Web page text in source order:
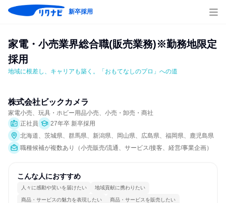
新卒採用
家電・小売業界総合職(販売業務)※勤務地限定
採用
地域に根差し、キャリアも築く。「おもてなしのプロ」への道
株式会社ビックカメラ
家電小売、玩具・ホビー用品小売、小売・卸売・商社
正社員
27年卒 新卒採用
北海道、茨城県、群馬県、新潟県、岡山県、広島県、福岡県、鹿児島県
職種候補が複数あり（小売販売/流通、サービス/接客、経営/事業企画）
こんな人におすすめ
人々に感動や笑いを届けたい 地域貢献に携わりたい
商品・サービスの魅力を表現したい 商品・サービスを販売したい